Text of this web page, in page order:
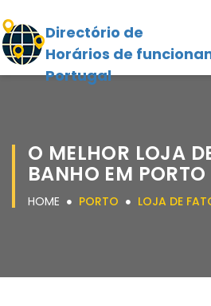
Directório de
Horários de
Portugal
O MELHOR LOJA
BANHO EM PORTO
HOME PORTO LOJA DE